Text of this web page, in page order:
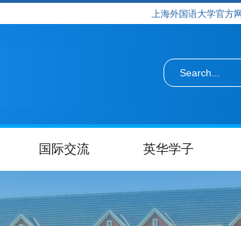
上海外国语大学官方
国际交流 英华学子